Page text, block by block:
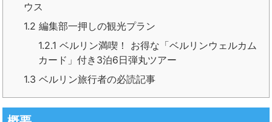
ウス
1.2 編集部一押しの観光プラン
1.2.1 ベルリン満喫！ お得な「ベルリンウェルカム
カード」付き3泊6日弾丸ツアー
1.3 ベルリン旅行者の必読記事